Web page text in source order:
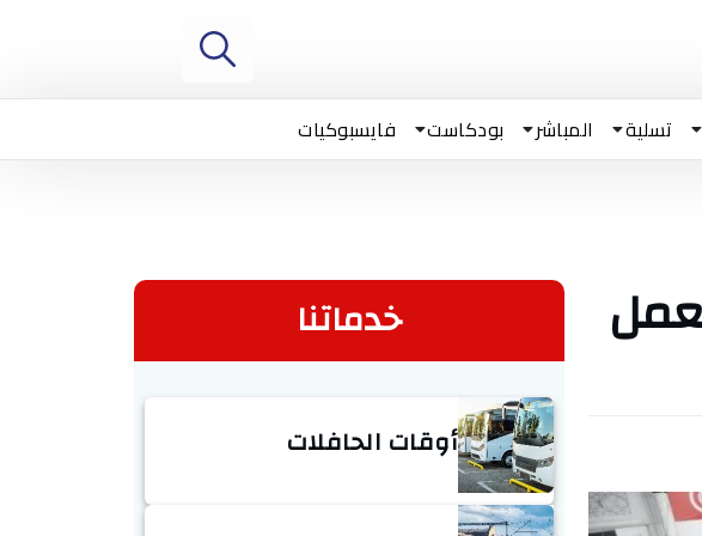
تسلية المباشر بودكاست فايسبوكيات
خدماتنا
أوقات الحافلات